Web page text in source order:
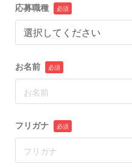
応募職種
お名前
フリガナ